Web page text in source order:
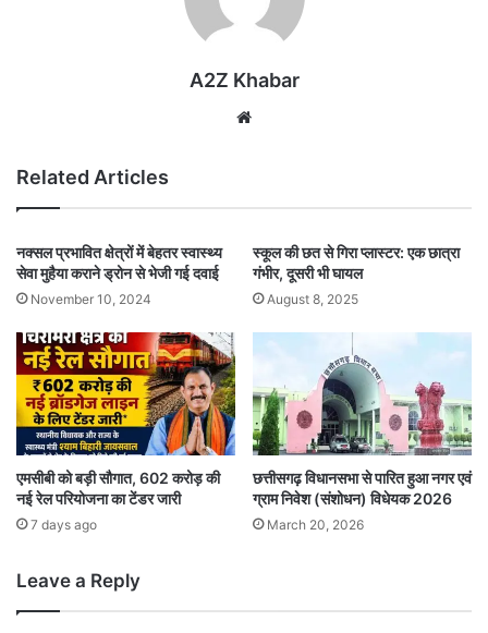
A2Z Khabar
Related Articles
नक्सल प्रभावित क्षेत्रों में बेहतर स्वास्थ्य
सेवा मुहैया कराने ड्रोन से भेजी गई दवाई
November 10, 2024
स्कूल की छत से गिरा प्लास्टर: एक छात्रा
गंभीर, दूसरी भी घायल
August 8, 2025
एमसीबी को बड़ी सौगात, 602 करोड़ की
नई रेल परियोजना का टेंडर जारी
7 days ago
छत्तीसगढ़ विधानसभा से पारित हुआ नगर एवं
ग्राम निवेश (संशोधन) विधेयक 2026
March 20, 2026
Leave a Reply